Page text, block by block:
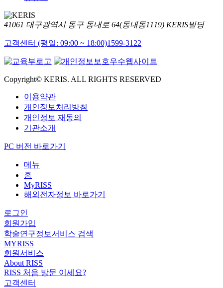
41061 대구광역시 동구 동내로 64(동내동1119) KERIS빌딩
고객센터 (평일: 09:00 ~ 18:00)1599-3122
Copyright© KERIS. ALL RIGHTS RESERVED
이용약관
개인정보처리방침
개인정보 재동의
기관소개
PC 버전 바로가기
메뉴
홈
MyRISS
해외전자정보 바로가기
로그인
회원가입
학술연구정보서비스 검색
MYRISS
회원서비스
About RISS
RISS 처음 방문 이세요?
고객센터